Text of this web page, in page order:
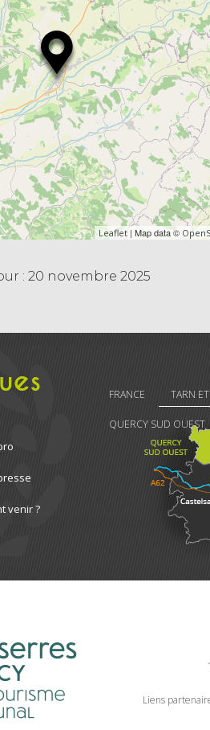
Leaflet| Map data ©
: 20 novembre 2025
venir ?
FRANCE TARN
QUERCY SUD OUEST
Liens